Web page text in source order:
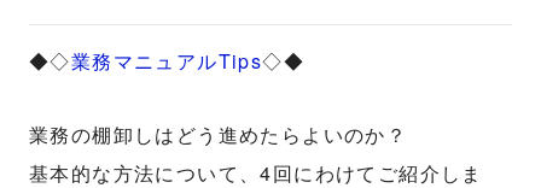
◆◇業務マニュアルTips◇◆
業務の棚卸しはどう進めたらよいのか？
基本的な方法について、4回にわけてご紹介しま